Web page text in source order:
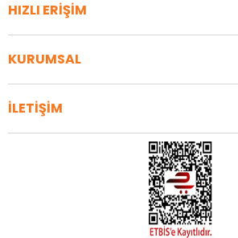
HIZLI ERİŞİM
KURUMSAL
İLETİŞİM